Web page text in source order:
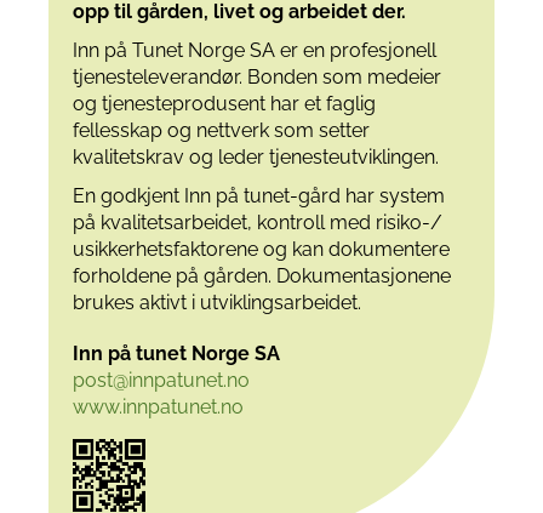
opp tilgården, livet og arbeidet der.
Inn på Tunet Norge SA er en profesjonell
tjenesteleverandør. Bonden som medeier
og tjenesteprodusent har et faglig
fellesskap og nettverk som setter
kvalitetskrav og leder tjenesteutviklingen.
En godkjent Inn på tunet-gård har system
på kvalitetsarbeidet, kontroll med risiko-/
usikkerhetsfaktorene og kan dokumentere
forholdene på gården. Dokumentasjonene
brukes aktivt i utviklingsarbeidet.
Inn på tunet Norge SA
post@innpatunet.no
www.innpatunet.no